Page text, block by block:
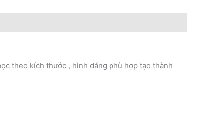
theo kích thước , hình dáng phù hợp tạo thành